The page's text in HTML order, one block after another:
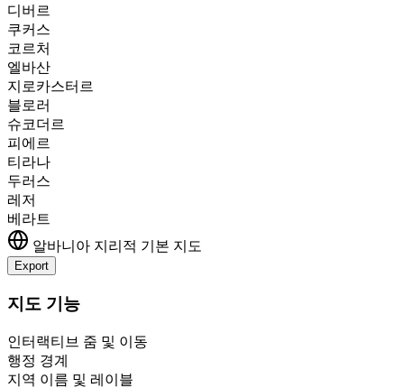
디버르
쿠커스
코르처
엘바산
지로카스터르
블로러
슈코더르
피에르
티라나
두러스
레저
베라트
알바니아 지리적 기본 지도
Export
+
지도 기능
인터랙티브 줌 및 이동
행정 경계
지역 이름 및 레이블